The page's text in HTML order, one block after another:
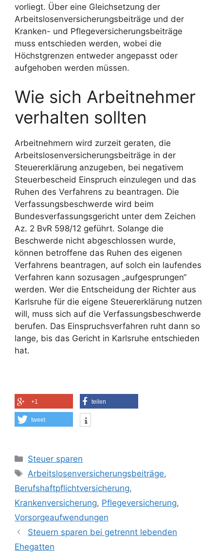
vorliegt. Über eine Gleichsetzung der
Arbeitslosenversicherungsbeiträge und der
Kranken- und Pflegeversicherungsbeiträge
muss entschieden werden, wobei die
Höchstgrenzen entweder angepasst oder
aufgehoben werden müssen.
Wie sich Arbeitnehmer
verhalten sollten
Arbeitnehmern wird zurzeit geraten, die
Arbeitslosenversicherungsbeiträge in der
Steuererklärung anzugeben, bei negativem
Steuerbescheid Einspruch einzulegen und das
Ruhen des Verfahrens zu beantragen. Die
Verfassungsbeschwerde wird beim
Bundesverfassungsgericht unter dem Zeichen
Az. 2 BvR 598/12 geführt. Solange die
Beschwerde nicht abgeschlossen wurde,
können betroffene das Ruhen des eigenen
Verfahrens beantragen, auf solch ein laufendes
Verfahren kann sozusagen „aufgesprungen“
werden. Wer die Entscheidung der Richter aus
Karlsruhe für die eigene Steuererklärung nutzen
will, muss sich auf die Verfassungsbeschwerde
berufen. Das Einspruchsverfahren ruht dann so
lange, bis das Gericht in Karlsruhe entschieden
hat.
+1 teilen
tweet
Kategorien
Steuer sparen
Schlagwörter
Arbeitslosenversicherungsbeiträge,
Berufshaftpflichtversicherung,
Krankenversicherung, Pflegeversicherung,
Vorsorgeaufwendungen
Steuern sparen bei getrennt lebenden
Ehegatten